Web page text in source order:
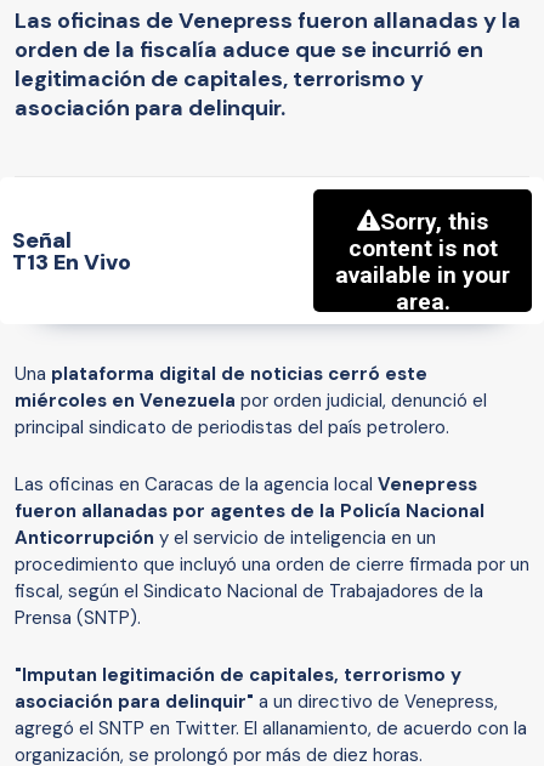
Las oficinas de Venepress fueron allanadas y la
orden de la fiscalía aduce que se incurrió en
legitimación de capitales, terrorismo y
asociación para delinquir.
Señal
T13 En Vivo
Una plataforma digital de noticias cerró este
miércoles en Venezuela por orden judicial, denunció el
principal sindicato de periodistas del país petrolero.
Las oficinas en Caracas de la agencia local Venepress
fueron allanadas por agentes de la Policía Nacional
Anticorrupción y el servicio de inteligencia en un
procedimiento que incluyó una orden de cierre firmada por un
fiscal, según el Sindicato Nacional de Trabajadores de la
Prensa (SNTP).
"Imputan legitimación de capitales, terrorismo y
asociación para delinquir" a un directivo de Venepress,
agregó el SNTP en Twitter. El allanamiento, de acuerdo con la
organización, se prolongó por más de diez horas.